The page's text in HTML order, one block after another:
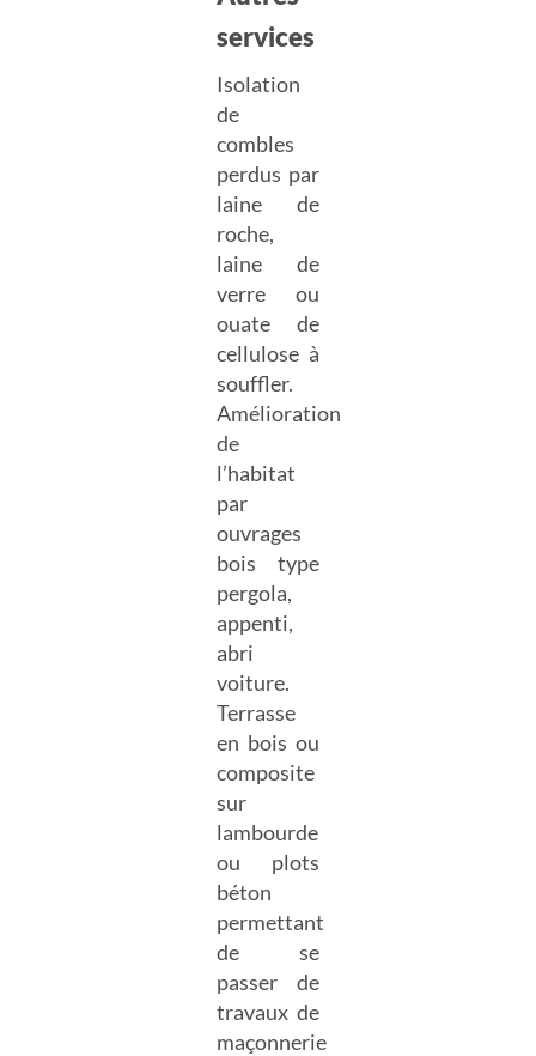
services
Isolation
de
combles
perdus par
laine de
roche,
laine de
verre ou
ouate de
cellulose à
souffler.
Amélioration
de
l’habitat
par
ouvrages
bois type
pergola,
appenti,
abri
voiture.
Terrasse
en bois ou
composite
sur
lambourde
ou plots
béton
permettant
de se
passer de
travaux de
maçonnerie